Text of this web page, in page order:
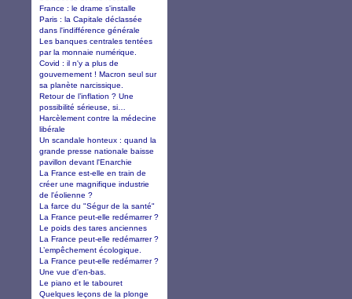
France : le drame s'installe
Paris : la Capitale déclassée
dans l'indifférence générale
Les banques centrales tentées
par la monnaie numérique.
Covid : il n'y a plus de
gouvernement ! Macron seul sur
sa planète narcissique.
Retour de l’inflation ? Une
possibilité sérieuse, si…
Harcèlement contre la médecine
libérale
Un scandale honteux : quand la
grande presse nationale baisse
pavillon devant l'Enarchie
La France est-elle en train de
créer une magnifique industrie
de l'éolienne ?
La farce du "Ségur de la santé"
La France peut-elle redémarrer ?
Le poids des tares anciennes
La France peut-elle redémarrer ?
L’empêchement écologique.
La France peut-elle redémarrer ?
Une vue d'en-bas.
Le piano et le tabouret
Quelques leçons de la plonge